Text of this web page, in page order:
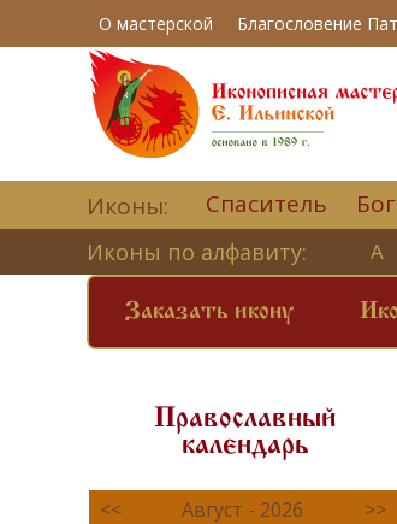
О мастерской Благословение
Иконы: Спаситель
Иконы по алфавиту: А
Заказать икону
Православный
календарь
<< Август - 2026
>>